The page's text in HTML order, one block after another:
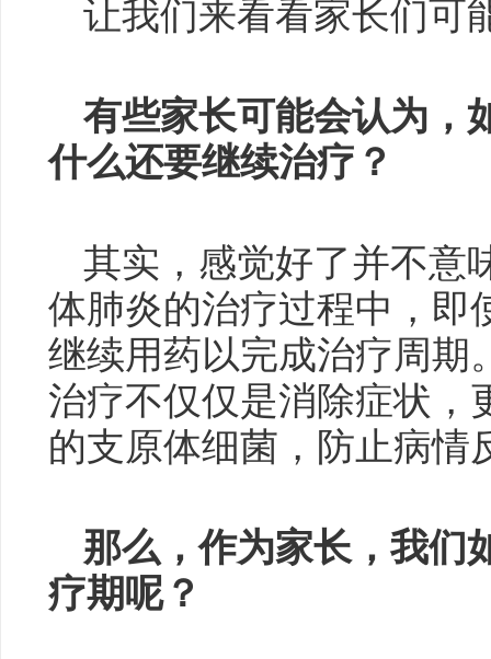
让我们来看看家长们可
有些家长可能会认为，
什么还要继续治疗？
其实，感觉好了并不意
体肺炎的治疗过程中，即
继续用药以完成治疗周期
治疗不仅仅是消除症状，
的支原体细菌，防止病情
那么，作为家长，我们
疗期呢？